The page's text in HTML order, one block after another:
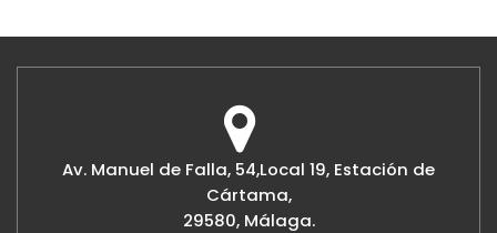
Av. Manuel de Falla, 54,Local 19, Estación de
Cártama,
29580, Málaga.